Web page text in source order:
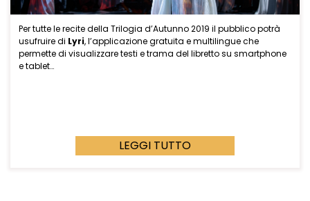
Per tutte le recite della Trilogia d’Autunno 2019 il pubblico potrà
usufruire di Lyri, l’applicazione gratuita e multilingue che
permette di visualizzare testi e trama del libretto su smartphone
e tablet…
LEGGI TUTTO